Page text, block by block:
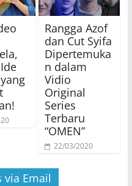
Rangga Azof
dan Cut Syifa
Dipertemuka
n dalam
Vidio
Original
Series
Terbaru
“OMEN”
22/03/2020
via Email